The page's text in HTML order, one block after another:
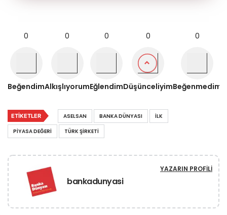
0
Beğendim
0
Alkışlıyorum
0
Eğlendim
0
Düşünceliyim
0
Beğenmedim
ETIKETLER ASELSAN BANKA DÜNYASI
ILK
PIYASA DEĞERI
TÜRK ŞIRKETI
bankadunyasi
YAZARIN PROFILI